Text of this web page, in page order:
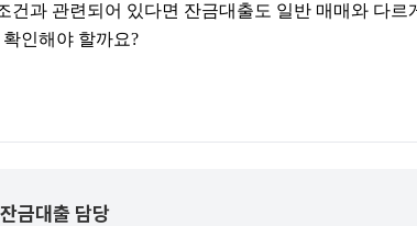
건과 관련되어 있다면 잔금대출도 일반 매매와 다르
인해야 할까요?
금대출 담당